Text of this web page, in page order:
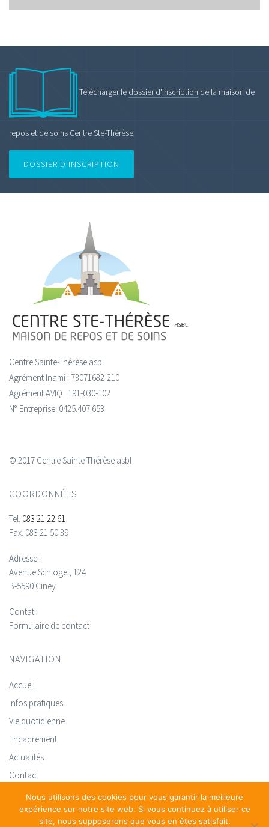
Télécharger le dossier d'inscription de la maison de
repos et de soins Centre Ste-Thérèse.
DOSSIER D'INSCRIPTION
Centre Sainte-Thérèse asbl
Agrément Inami : 73071682-210
Agrément AVIQ : 191-030-102
N° Entreprise: 0425.407.653
© 2017 Centre Sainte-Thérèse asbl
COORDONNÉES
Tel. 083 21 22 61
Fax. 083 21 50 39
Adresse :
Avenue Schlögel, 124
B-5590 Ciney
Contat :
Formulaire de contact
NAVIGATION
Accueil
Infos pratiques
Vie quotidienne
Encadrement
Actualités
Contact
Nous utilisons des cookies pour vous garantir la meilleure
expérience sur notre site web. Si vous continuez à utiliser ce
site, nous supposerons que vous en êtes satisfait.